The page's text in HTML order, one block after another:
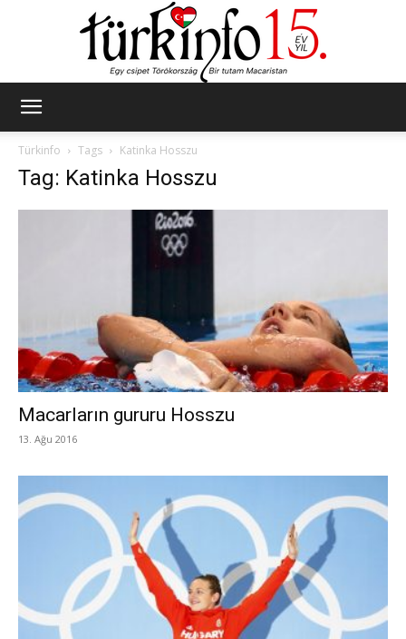
Türkinfo
Tags Katinka Hosszu
Tag: Katinka Hosszu
Macarların gururu Hosszu
13. Ağu 2016